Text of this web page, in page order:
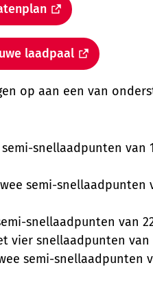
laadpaal
op aan een van
snellaadpunten van
semi-snellaadpunten
snellaadpunten van
vier snellaadpunten van
semi-snellaadpunten